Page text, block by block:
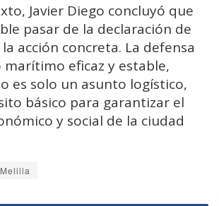
Javier Diego concluyó que
pasar de la declaración de
acción concreta. La defensa
marítimo eficaz y estable,
es solo un asunto logístico,
básico para garantizar el
y social de la ciudad